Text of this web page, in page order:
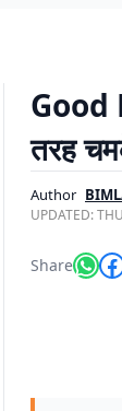
Good
तरह
Author
UPDATED:
Share